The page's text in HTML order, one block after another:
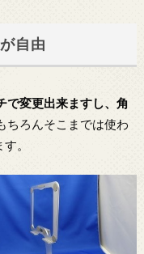
自由
で変更出来ますし、角
ちろんそこまでは使わ
。